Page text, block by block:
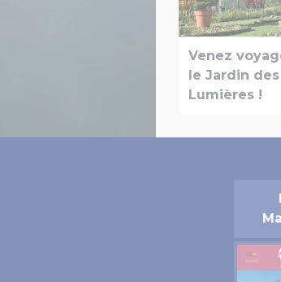
Venez
le Jardin des
Lumières !